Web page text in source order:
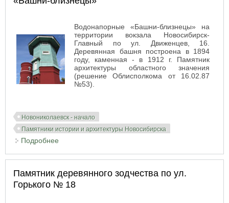
Водонапорные «Башни-близнецы» на
территории вокзала Новосибирск-
Главный по ул. Движенцев, 16.
Деревянная башня построена в 1894
году, каменная - в 1912 г. Памятник
архитектуры областного значения
(решение Облисполкома от 16.02.87
№53).
Новониколаевск - начало
Памятники истории и архитектуры Новосибирска
Подробнее
Памятник деревянного зодчества по ул.
Горького № 18